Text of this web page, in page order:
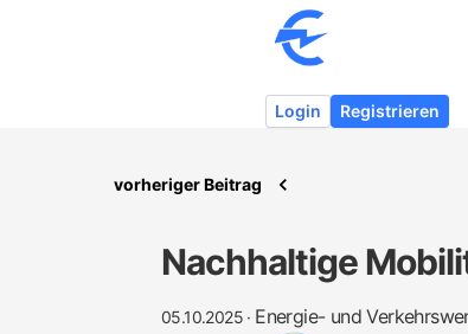
Login Registrieren
vorheriger Beitrag
Nachhaltige
05.10.2025 · Energie- und